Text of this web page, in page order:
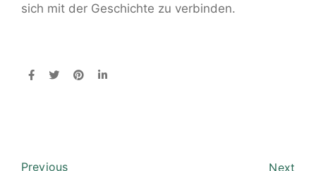
sich mit der Geschichte zu verbinden.
Previous Next